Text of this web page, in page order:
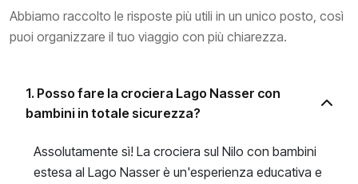
Abbiamo raccolto le risposte più utili in un unico posto, così
puoi organizzare il tuo viaggio con più chiarezza.
1. Posso fare la crociera Lago Nasser con
bambini in totale sicurezza?
Assolutamente sì! La crociera sul Nilo con bambini
estesa al Lago Nasser è un'esperienza educativa e